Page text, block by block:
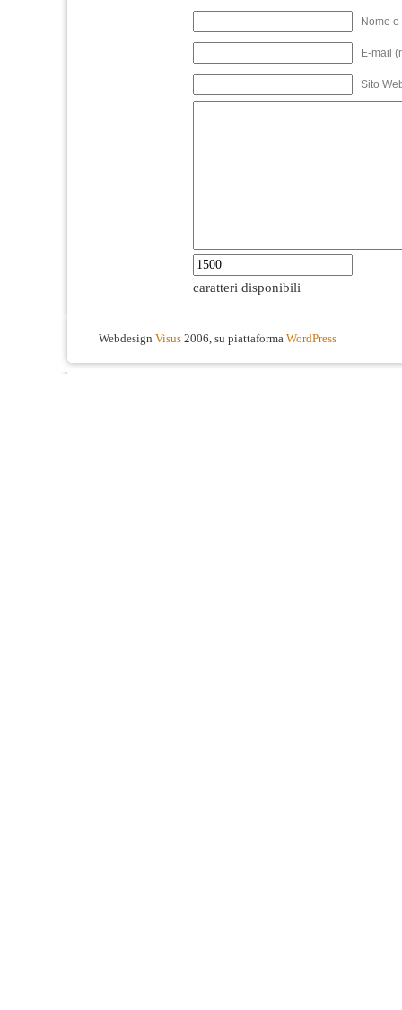
Nome
E-mail
Sito
caratteri disponibili
Webdesign Visus 2006, su piattaforma WordPress